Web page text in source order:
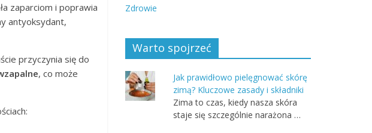
zaparciom i poprawia
antyoksydant,
przyczynia się do
, co może
Zdrowie
Warto spojrzeć
Jak prawidłowo pielęgnować skórę
zimą? Kluczowe zasady i składniki
Zima to czas, kiedy nasza skóra
staje się szczególnie narażona …